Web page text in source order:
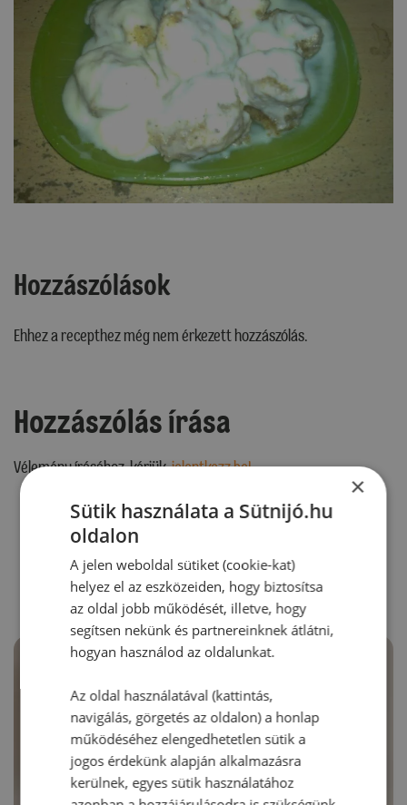
Hozzászólások
Ehhez a recepthez még nem érkezett hozzászólás.
Hozzászólás írása
Vélemény írásához, kérjük,jelentkezz be!
RECEPTAJÁNLÓ
×
Sütik használata a Sütnijó.hu
oldalon
A jelen weboldal sütiket (cookie-kat)
helyez el az eszközeiden, hogy biztosítsa
az oldal jobb működését, illetve, hogy
segítsen nekünk és partnereinknek átlátni,
hogyan használod az oldalunkat.
Az oldal használatával (kattintás,
navigálás, görgetés az oldalon) a honlap
működéséhez elengedhetetlen sütik a
jogos érdekünk alapján alkalmazásra
kerülnek, egyes sütik használatához